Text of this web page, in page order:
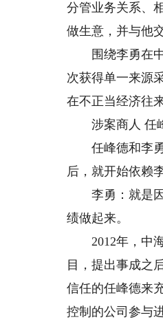
分管业务关系、
做生意，并与他
围绕李勇在中
次获得单一来源
在不正当经济往来
涉案商人 任峰
任峰德和李勇
后，就开始依赖
李勇：就是因
绩做起来。
2012年，中海
目，提出事成之
信任的任峰德来
控制的公司参与